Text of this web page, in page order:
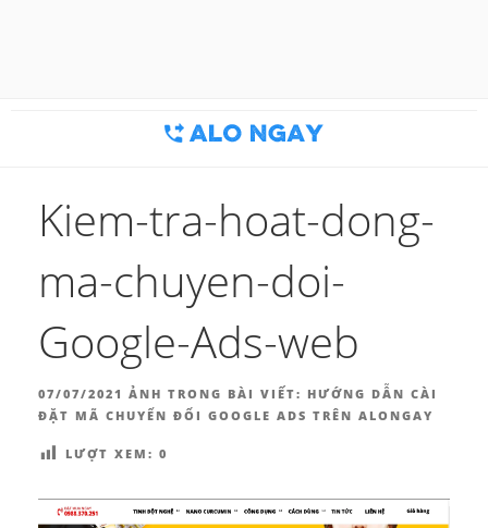
Kiem-tra-hoat-dong-
ma-chuyen-doi-
Google-Ads-web
ĐĂNG
TRONG
07/07/2021 ẢNH TRONG BÀI VIẾT: HƯỚNG DẪN CÀI
ĐẶT MÃ CHUYỂN ĐỔI GOOGLE ADS TRÊN ALONGAY
LƯỢT XEM: 0